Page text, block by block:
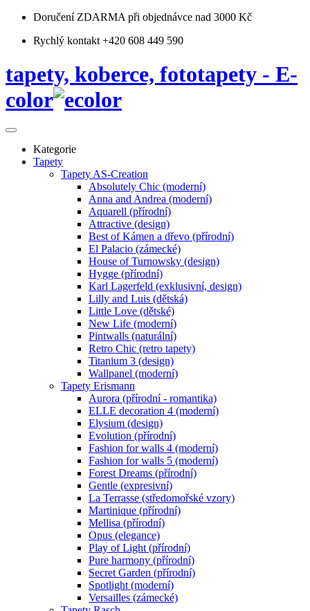
Doručení ZDARMA při objednávce nad 3000 Kč
Rychlý kontakt +420 608 449 590
tapety, koberce, fototapety - E-
color
Kategorie
Tapety
Tapety AS-Creation
Absolutely Chic (moderní)
Anna and Andrea (moderní)
Aquarell (přírodní)
Attractive (design)
Best of Kámen a dřevo (přírodní)
El Palacio (zámecké)
House of Turnowsky (design)
Hygge (přírodní)
Karl Lagerfeld (exklusivní, design)
Lilly and Luis (dětská)
Little Love (dětské)
New Life (moderní)
Pintwalls (naturální)
Retro Chic (retro tapety)
Titanium 3 (design)
Wallpanel (moderní)
Tapety Erismann
Aurora (přírodní - romantika)
ELLE decoration 4 (moderní)
Elysium (design)
Evolution (přírodní)
Fashion for walls 4 (moderní)
Fashion for walls 5 (moderní)
Forest Dreams (přírodní)
Gentle (expresivní)
La Terrasse (středomořské vzory)
Martinique (přírodní)
Mellisa (přírodní)
Opus (elegance)
Play of Light (přírodní)
Pure harmony (přírodní)
Secret Garden (přírodní)
Spotlight (moderní)
Versailles (zámecké)